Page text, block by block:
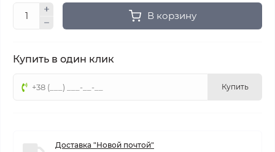
В корзину
Купить в один клик
Купить
Доставка "Новой почтой"